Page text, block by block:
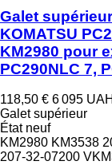
Galet
KOMATSU
KM2980 pour
PC290NLC 7,
118,50 € 6 095 UAH
Galet supérieur
Étatneuf
KM2980 KM3538
207-32-07200